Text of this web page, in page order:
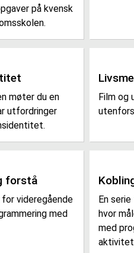
på kvensk
møter du en
utfordringer
Film og
forstå
videregående
med
En
hvor
med